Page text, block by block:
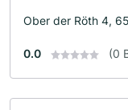
Ober der Röth 4,
0.0 (0